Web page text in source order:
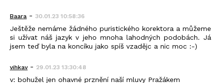
Baara - 30.01.23 10:58:36
Ještěže nemáme žádného puristického korektora a můžeme
si užívat náš jazyk v jeho mnoha lahodných podobách. Já
jsem teď byla na koncíku jako spíš vzadějc a nic moc :-)
vihkav- 29.01.23 13:30:48
v: bohužel jen ohavné prznění naší mluvy Pražákem